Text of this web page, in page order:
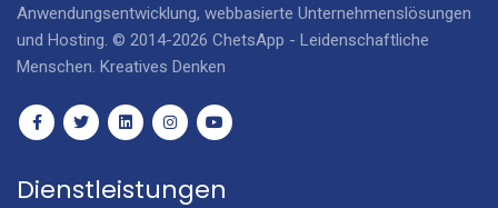
Anwendungsentwicklung, webbasierte Unternehmenslösungen
und Hosting. © 2014-2026 ChetsApp - Leidenschaftliche
Menschen. Kreatives Denken
Dienstleistungen